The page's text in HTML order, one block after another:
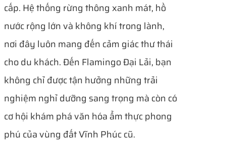
cấp. Hệ thống rừng thông xanh mát, hồ
nước rộng lớn và không khí trong lành,
nơi đây luôn mang đến cảm giác thư thái
cho du khách. Đến Flamingo Đại Lải, bạn
không chỉ được tận hưởng những trải
nghiệm nghỉ dưỡng sang trọng mà còn có
cơ hội khám phá văn hóa ẩm thực phong
phú của vùng đất Vĩnh Phúc cũ.